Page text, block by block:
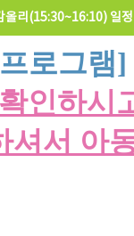
리(15:30~16:10) 일정
로그
인하시
서 아